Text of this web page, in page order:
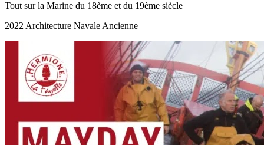
Tout sur la Marine du 18ème et du 19ème siècle
2022 Architecture Navale Ancienne